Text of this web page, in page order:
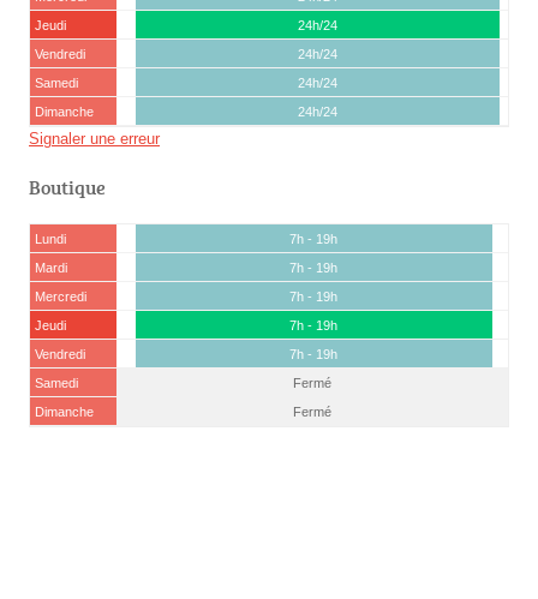
Jeudi
24h/24
Vendredi
24h/24
Samedi
24h/24
Dimanche
24h/24
Signaler une erreur
Boutique
Lundi
7h - 19h
Mardi
7h - 19h
Mercredi
7h - 19h
Jeudi
7h - 19h
Vendredi
7h - 19h
Samedi
Fermé
Dimanche
Fermé